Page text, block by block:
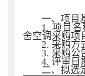
一、项目
1. 项目名
舍空调采购项
2. 采购方
3. 采购公
4. 评审日
二、拟选